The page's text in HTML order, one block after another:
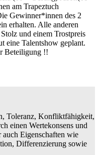
am Trapeztuch
Gewinner*innen des 2
erhalten. Alle anderen
und einem Trostpreis
eine Talentshow geplant.
Beteiligung !!
Toleranz, Konfliktfähigkeit,
einen Wertekonsens und
Eigenschaften wie
Differenzierung sowie